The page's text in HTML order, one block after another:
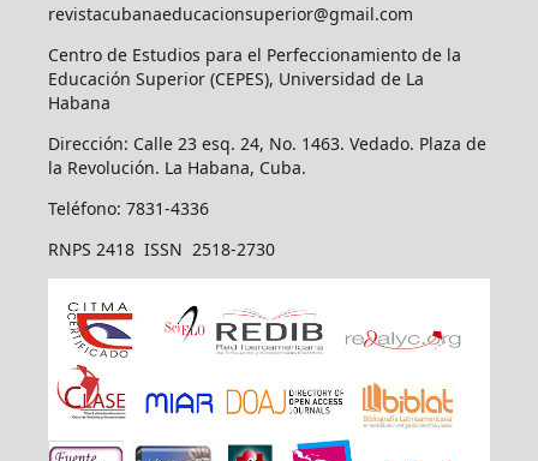
revistacubanaeducacionsuperior@gmail.com
Centro de Estudios para el Perfeccionamiento de la
Educación Superior (CEPES), Universidad de La
Habana
Dirección: Calle 23 esq. 24, No. 1463. Vedado. Plaza de
la Revolución. La Habana, Cuba.
Teléfono: 7831-4336
RNPS 2418 ISSN 2518-2730